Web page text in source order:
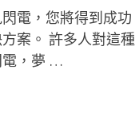
電，您將得到成功
案。 許多人對這種
電，夢 …